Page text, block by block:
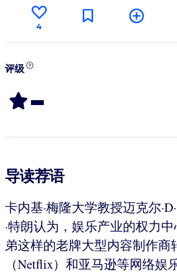
4
评级
-
导读荐语
卡内基·梅隆大学教授迈克尔
·特朗认为，娱乐产业的权力
弟这样的老牌大型内容制作商
（Netflix）和亚马逊等网络娱